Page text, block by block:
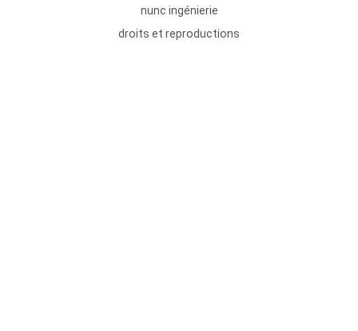
nunc ingénierie
droits et reproductions